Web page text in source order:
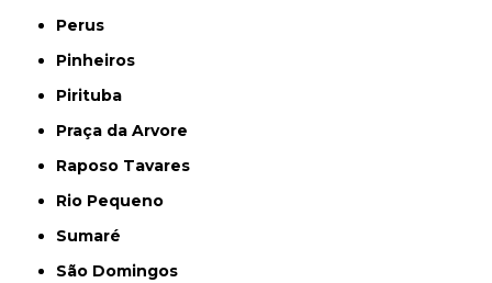
Perus
Pinheiros
Pirituba
Praça da Arvore
Raposo Tavares
Rio Pequeno
Sumaré
São Domingos